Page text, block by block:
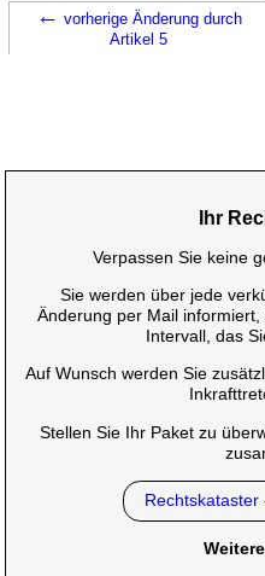
← vorherige Änderung durch
Artikel 5
Ihr
Verpassen Sie keine
Sie werden über jede
Änderung per Mail
Intervall, das
Auf Wunsch werden Sie
Stellen Sie Ihr Paket zu